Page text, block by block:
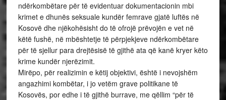
ndërkombëtare për të evidentuar dokumentacionin mbi
krimet e dhunës seksuale kundër femrave gjatë luftës në
Kosovë dhe njëkohësisht do të ofrojë prëvojën e vet në
këtë fushë, në mbështetje të përpjekjeve ndërkombëtare
për të sjellur para drejtësisë të gjithë ata që kanë kryer këto
krime kundër njerëzimit.
Mirëpo, për realizimin e këtij objektivi, është i nevojshëm
angazhimi kombëtar, i jo vetëm grave politikane të
Kosovës, por edhe i të gjithë burrave, me qëllim “për të